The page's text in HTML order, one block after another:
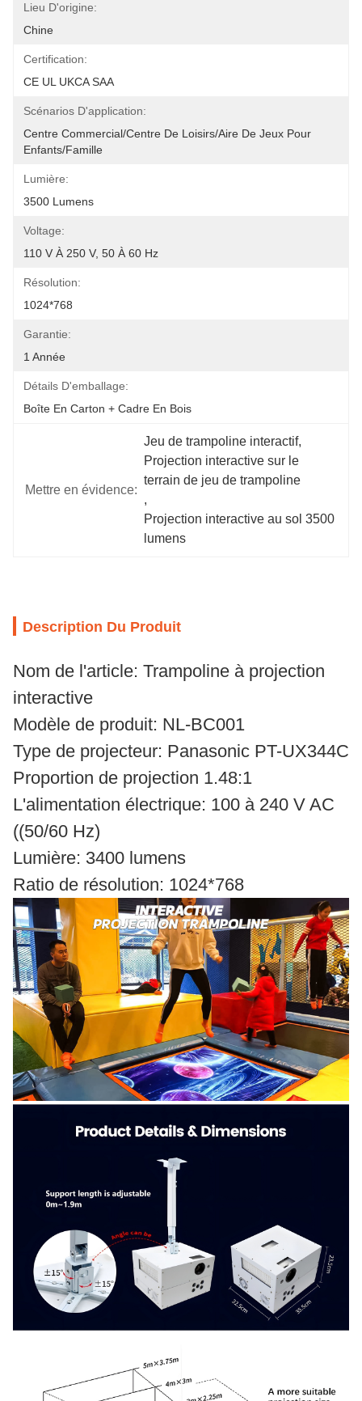
Lieu D'origine:
Chine
Certification:
CE UL UKCA SAA
Scénarios D'application:
Centre Commercial/centre De Loisirs/aire De Jeux Pour
Enfants/famille
Lumière:
3500 Lumens
Voltage:
110 V À 250 V, 50 À 60 Hz
Résolution:
1024*768
Garantie:
1 Année
Détails D'emballage:
Boîte En Carton + Cadre En Bois
Mettre en évidence:
Jeu de trampoline interactif,
Projection interactive sur le
terrain de jeu de trampoline
,
Projection interactive au sol 3500
lumens
Description Du Produit
Nom de l'article: Trampoline à projection
interactive
Modèle de produit: NL-BC001
Type de projecteur: Panasonic PT-UX344C
Proportion de projection 1.48:1
L'alimentation électrique: 100 à 240 V AC
((50/60 Hz)
Lumière: 3400 lumens
Ratio de résolution: 1024*768